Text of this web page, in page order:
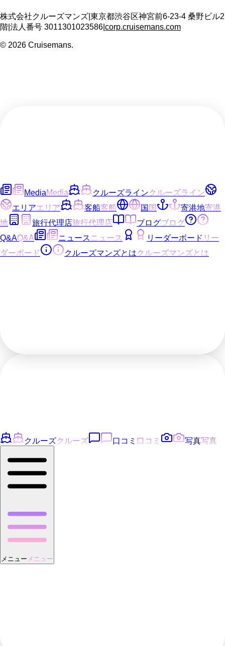
株式会社クルーズマンズ 東京都渋谷区神宮前6-23-4 桑野ビル2
階 法人番号 3011301023586 corp.cruisemans.com
© 2026 Cruisemans.
MediaMedia クルーズラインクルーズライン
エリアエリア 客船客船 国国 寄港地寄港
地
旅行代理店旅行代理店 ブログブログ
Q&AQ&A ニュース ニュース リーダーボード リー
ダーボード
クルーズマンズとはクルーズマンズとは
クルーズクルーズ 口コミ 口コミ 写真写真
メニュー メニュー